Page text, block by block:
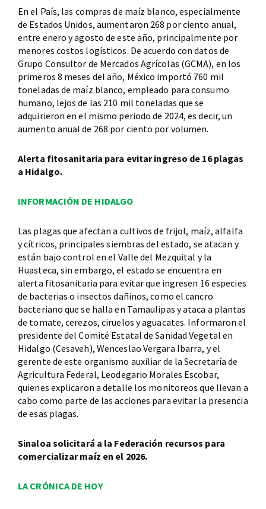
En el País, las compras de maíz blanco, especialmente
de Estados Unidos, aumentaron 268 por ciento anual,
entre enero y agosto de este año, principalmente por
menores costos logísticos. De acuerdo con datos de
Grupo Consultor de Mercados Agrícolas (GCMA), en los
primeros 8 meses del año, México importó 760 mil
toneladas de maíz blanco, empleado para consumo
humano, lejos de las 210 mil toneladas que se
adquirieron en el mismo periodo de 2024, es decir, un
aumento anual de 268 por ciento por volumen.
Alerta fitosanitaria para evitar ingreso de 16 plagas
a Hidalgo.
INFORMACIÓN DE HIDALGO
Las plagas que afectan a cultivos de frijol, maíz, alfalfa
y cítricos, principales siembras del estado, se atacan y
están bajo control en el Valle del Mezquital y la
Huasteca, sin embargo, el estado se encuentra en
alerta fitosanitaria para evitar que ingresen 16 especies
de bacterias o insectos dañinos, como el cancro
bacteriano que se halla en Tamaulipas y ataca a plantas
de tomate, cerezos, ciruelos y aguacates. Informaron el
presidente del Comité Estatal de Sanidad Vegetal en
Hidalgo (Cesaveh), Wenceslao Vergara Ibarra, y el
gerente de este organismo auxiliar de la Secretaría de
Agricultura Federal, Leodegario Morales Escobar,
quienes explicaron a detalle los monitoreos que llevan a
cabo como parte de las acciones para evitar la presencia
de esas plagas.
Sinaloa solicitará a la Federación recursos para
comercializar maíz en el 2026.
LA CRÓNICA DE HOY